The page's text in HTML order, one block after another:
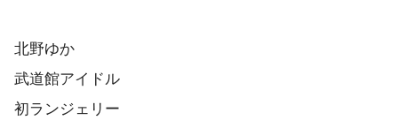
北野ゆか
武道館アイドル
初ランジェリー